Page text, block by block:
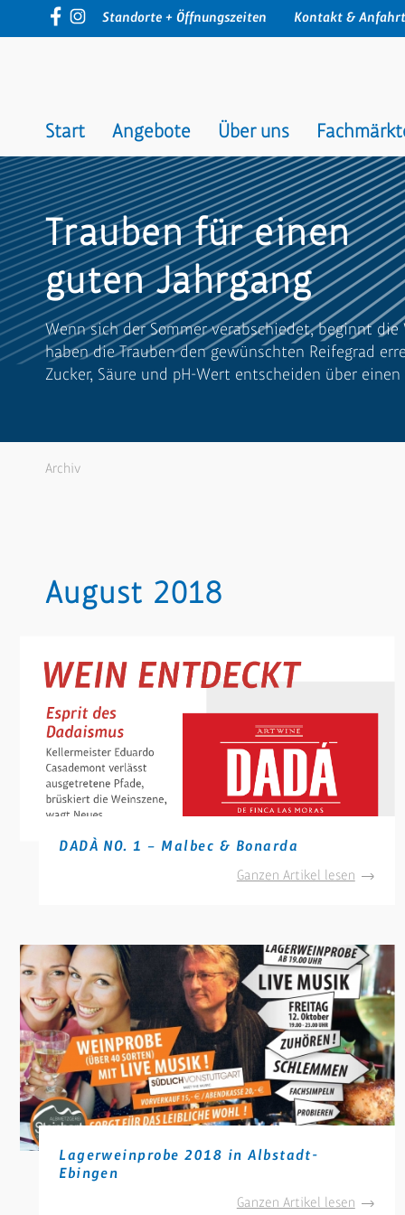
Navigation
Standorte + Öffnungszeiten Kontakt & Anfahrt
überspringen
Start Angebote Über uns
Trauben für einen
guten Jahrgang
Wenn sich der Sommer verabschiedet, beginnt
haben die Trauben den gewünschten Reifegrad
Zucker, Säure und pH-Wert entscheiden über
Archiv
August 2018
DADÀ NO. 1 – Malbec & Bonarda
Ganzen Artikel lesenDADÀ
Malbec
&
Bonarda
Lagerweinprobe 2018 in Albstadt-
Ebingen
Ganzen Artikel lesen